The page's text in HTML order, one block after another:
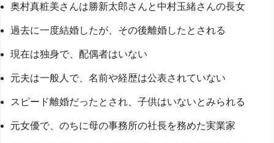
奥村真粧美さんは勝新太郎さんと中村玉緒さんの長女
過去に一度結婚したが、その後離婚したとされる
現在は独身で、配偶者はいない
元夫は一般人で、名前や経歴は公表されていない
スピード離婚だったとされ、子供はいないとみられる
元女優で、のちに母の事務所の社長を務めた実業家